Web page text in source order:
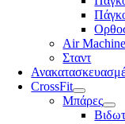
Air Machine
Σταντ
CrossFit
Μπάρες